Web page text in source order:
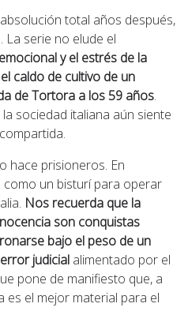
total años después,
La serie no elude el
y el estrés de la
caldo de cultivo de un
de Tortora a los 59 años.
sociedad italiana aún siente
hace prisioneros. En
como un bisturí para operar
Nos recuerda que la
son conquistas
bajo el peso de un
judicial alimentado por el
pone de manifiesto que, a
es el mejor material para el